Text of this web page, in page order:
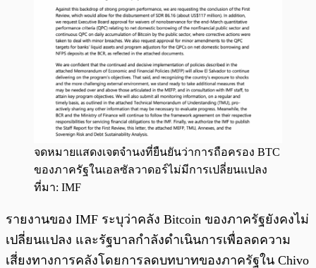
จดหมายแสดงเจตจำนงที่ยืนยันว่าการถือครอง BTC
ของภาครัฐในเอลซัลวาดอร์ไม่มีการเปลี่ยนแปลง
ที่มา: IMF
รายงานของ IMF ระบุว่าคลัง Bitcoin ของภาครัฐยังคงไม่
เปลี่ยนแปลง และรัฐบาลกำลังดำเนินการเพื่อลดความ
เสี่ยงทางการคลังโดยการลดบทบาทของภาครัฐใน Chivo